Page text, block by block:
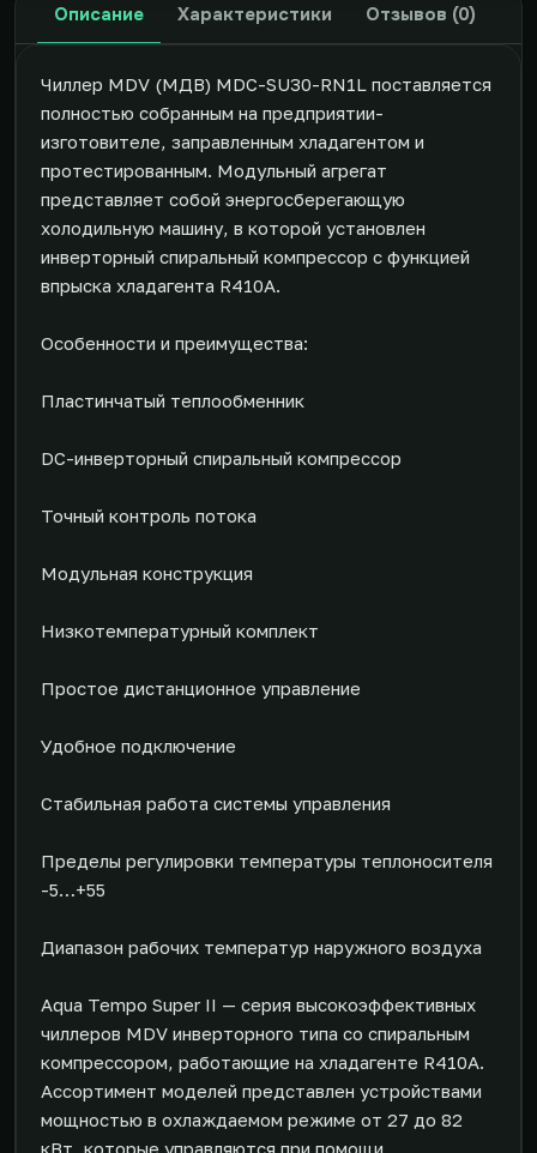
Описание Характеристики Отзывов (0)
Чиллер MDV (МДВ) MDC-SU30-RN1L поставляется
полностью собранным на предприятии-
изготовителе, заправленным хладагентом и
протестированным. Модульный агрегат
представляет собой энергосберегающую
холодильную машину, в которой установлен
инверторный спиральный компрессор с функцией
впрыска хладагента R410A.
Особенности и преимущества:
Пластинчатый теплообменник
DC-инверторный спиральный компрессор
Точный контроль потока
Модульная конструкция
Низкотемпературный комплект
Простое дистанционное управление
Удобное подключение
Стабильная работа системы управления
Пределы регулировки температуры теплоносителя
-5…+55
Диапазон рабочих температур наружного воздуха
Aqua Tempo Super II — серия высокоэффективных
чиллеров MDV инверторного типа со спиральным
компрессором, работающие на хладагенте R410A.
Ассортимент моделей представлен устройствами
мощностью в охлаждаемом режиме от 27 до 82
кВт, которые управляются при помощи